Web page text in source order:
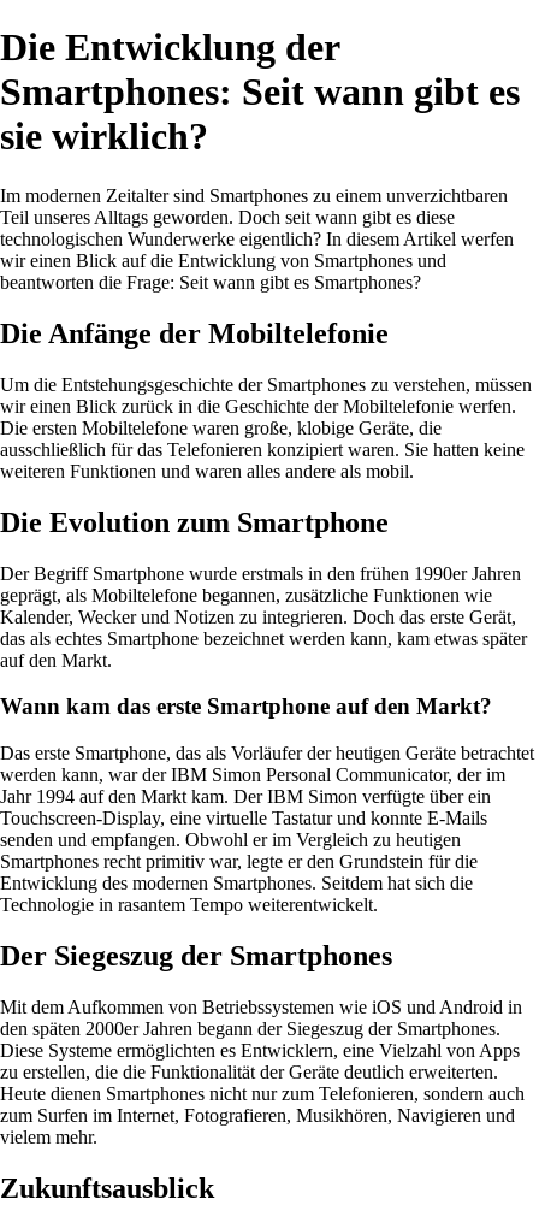
Die Entwicklung der
Smartphones: Seit wann gibt es
sie wirklich?
Im modernen Zeitalter sind Smartphones zu einem unverzichtbaren
Teil unseres Alltags geworden. Doch seit wann gibt es diese
technologischen Wunderwerke eigentlich? In diesem Artikel werfen
wir einen Blick auf die Entwicklung von Smartphones und
beantworten die Frage: Seit wann gibt es Smartphones?
Die Anfänge der Mobiltelefonie
Um die Entstehungsgeschichte der Smartphones zu verstehen, müssen
wir einen Blick zurück in die Geschichte der Mobiltelefonie werfen.
Die ersten Mobiltelefone waren große, klobige Geräte, die
ausschließlich für das Telefonieren konzipiert waren. Sie hatten keine
weiteren Funktionen und waren alles andere als mobil.
Die Evolution zum Smartphone
Der Begriff Smartphone wurde erstmals in den frühen 1990er Jahren
geprägt, als Mobiltelefone begannen, zusätzliche Funktionen wie
Kalender, Wecker und Notizen zu integrieren. Doch das erste Gerät,
das als echtes Smartphone bezeichnet werden kann, kam etwas später
auf den Markt.
Wann kam das erste Smartphone auf den Markt?
Das erste Smartphone, das als Vorläufer der heutigen Geräte betrachtet
werden kann, war der IBM Simon Personal Communicator, der im
Jahr 1994 auf den Markt kam. Der IBM Simon verfügte über ein
Touchscreen-Display, eine virtuelle Tastatur und konnte E-Mails
senden und empfangen. Obwohl er im Vergleich zu heutigen
Smartphones recht primitiv war, legte er den Grundstein für die
Entwicklung des modernen Smartphones. Seitdem hat sich die
Technologie in rasantem Tempo weiterentwickelt.
Der Siegeszug der Smartphones
Mit dem Aufkommen von Betriebssystemen wie iOS und Android in
den späten 2000er Jahren begann der Siegeszug der Smartphones.
Diese Systeme ermöglichten es Entwicklern, eine Vielzahl von Apps
zu erstellen, die die Funktionalität der Geräte deutlich erweiterten.
Heute dienen Smartphones nicht nur zum Telefonieren, sondern auch
zum Surfen im Internet, Fotografieren, Musikhören, Navigieren und
vielem mehr.
Zukunftsausblick